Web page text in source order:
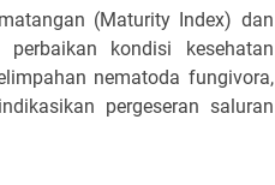
(Maturity Index) dan
perbaikan kondisi kesehatan
nematoda fungivora,
pergeseran saluran